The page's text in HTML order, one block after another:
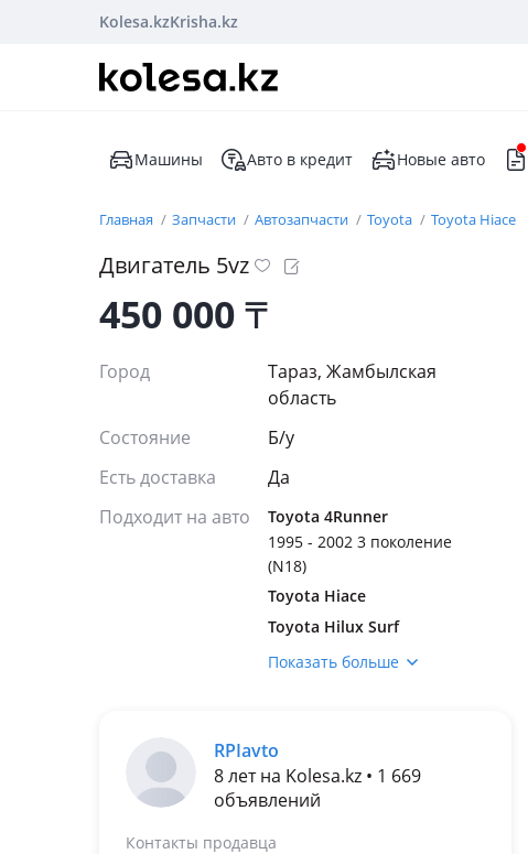
Kolesa.kzKrisha.kz
Машины Авто в кредит Новые авто
Главная Запчасти Автозапчасти Toyota Toyota Hiace
Двигатель 5vz
450 000₸
Город
Тараз, Жамбылская
область
Состояние
Б/y
Есть доставка
Да
Подходит на авто
Toyota 4Runner
1995 - 2002 3 поколение
(N18)
Toyota Hiace
Toyota Hilux Surf
1995 - 2002 3 поколение
1999 - 2002 J90
рестайлинг
2002 - 2009 J120
Показать больше
RPIavto
8 лет на Kolesa.kz • 1 669
объявлений
Контакты продавца